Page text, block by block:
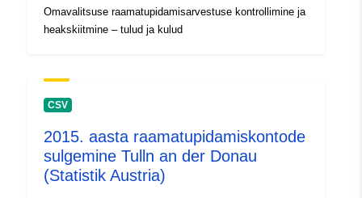
Omavalitsuse raamatupidamisarvestuse kontrollimine ja
heakskiitmine – tulud ja kulud
CSV
2015. aasta raamatupidamiskontode
sulgemine Tulln an der Donau
(Statistik Austria)